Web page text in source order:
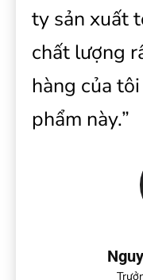
ty sản xuất
chất lượng
hàng của
phẩm này.”